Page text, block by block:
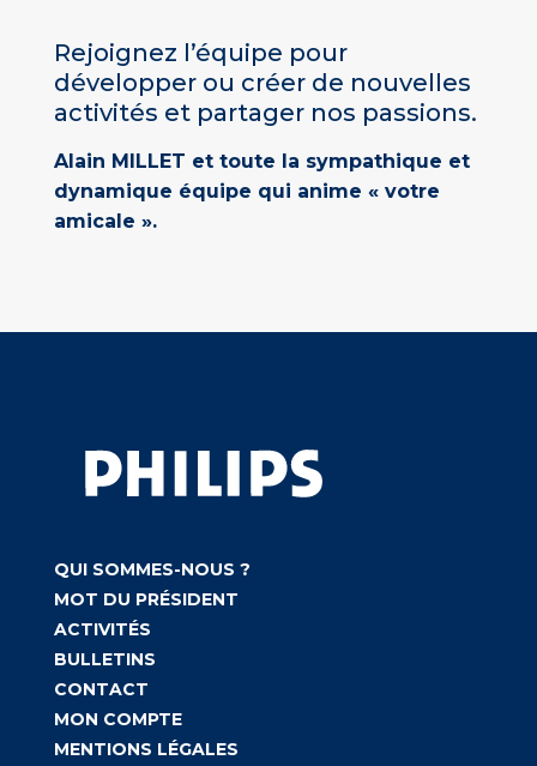
Rejoignez l’équipe pour
développer ou créer de nouvelles
activités et partager nos passions.
Alain MILLET et toute la sympathique et
dynamique équipe qui anime « votre
amicale ».
QUI SOMMES-NOUS ?
MOT DU PRÉSIDENT
ACTIVITÉS
BULLETINS
CONTACT
MON COMPTE
MENTIONS LÉGALES